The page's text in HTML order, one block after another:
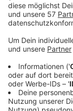
Aachen.
Die
rund 50
Der